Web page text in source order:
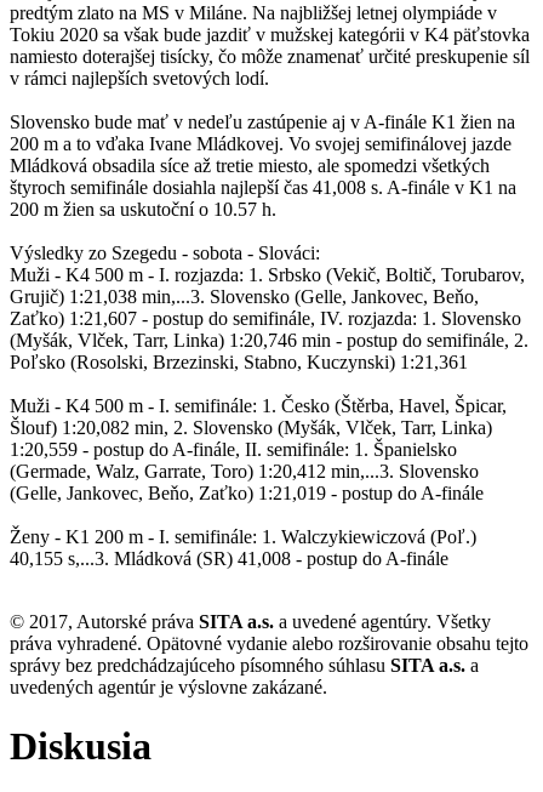
predtým zlato na MS v Miláne. Na najbližšej letnej olympiáde v
Tokiu 2020 sa však bude jazdiť v mužskej kategórii v K4 päťstovka
namiesto doterajšej tisícky, čo môže znamenať určité preskupenie síl
v rámci najlepších svetových lodí.
Slovensko bude mať v nedeľu zastúpenie aj v A-finále K1 žien na
200 m a to vďaka Ivane Mládkovej. Vo svojej semifinálovej jazde
Mládková obsadila síce až tretie miesto, ale spomedzi všetkých
štyroch semifinále dosiahla najlepší čas 41,008 s. A-finále v K1 na
200 m žien sa uskutoční o 10.57 h.
Výsledky zo Szegedu - sobota - Slováci:
Muži - K4 500 m - I. rozjazda: 1. Srbsko (Vekič, Boltič, Torubarov,
Grujič) 1:21,038 min,...3. Slovensko (Gelle, Jankovec, Beňo,
Zaťko) 1:21,607 - postup do semifinále, IV. rozjazda: 1. Slovensko
(Myšák, Vlček, Tarr, Linka) 1:20,746 min - postup do semifinále, 2.
Poľsko (Rosolski, Brzezinski, Stabno, Kuczynski) 1:21,361
Muži - K4 500 m - I. semifinále: 1. Česko (Štěrba, Havel, Špicar,
Šlouf) 1:20,082 min, 2. Slovensko (Myšák, Vlček, Tarr, Linka)
1:20,559 - postup do A-finále, II. semifinále: 1. Španielsko
(Germade, Walz, Garrate, Toro) 1:20,412 min,...3. Slovensko
(Gelle, Jankovec, Beňo, Zaťko) 1:21,019 - postup do A-finále
Ženy - K1 200 m - I. semifinále: 1. Walczykiewiczová (Poľ.)
40,155 s,...3. Mládková (SR) 41,008 - postup do A-finále
© 2017, Autorské práva SITA a.s. a uvedené agentúry. Všetky
práva vyhradené. Opätovné vydanie alebo rozširovanie obsahu tejto
správy bez predchádzajúceho písomného súhlasu SITA a.s. a
uvedených agentúr je výslovne zakázané.
Diskusia